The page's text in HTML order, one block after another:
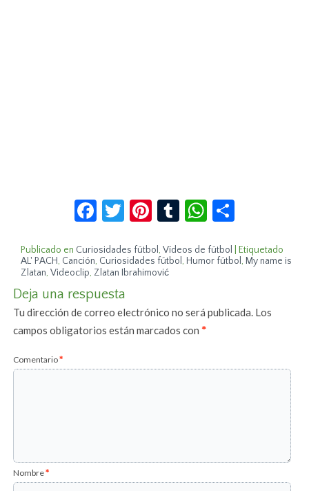
Facebook
Twitter
Pinterest
TumblrWhatsApp
Publicado en Curiosidades fútbol,Vídeos de fútbol
Etiquetado
AL' PACH, Canción, Curiosidades fútbol, Humor fútbol, My name is
Zlatan,Videoclip, Zlatan Ibrahimović
Deja una respuesta
Tu dirección de correo electrónico no será publicada. Los
campos obligatorios están marcados con*
Comentario*
Nombre*